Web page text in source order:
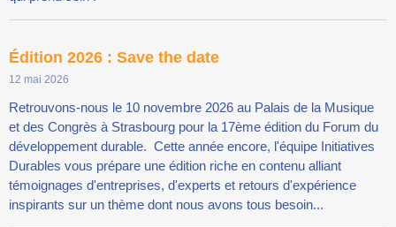
Édition 2026 : Save the date
12 mai 2026
Retrouvons-nous le 10 novembre 2026 au Palais de la Musique
et des Congrès à Strasbourg pour la 17ème édition du Forum du
développement durable. Cette année encore, l'équipe Initiatives
Durables vous prépare une édition riche en contenu alliant
témoignages d'entreprises, d'experts et retours d'expérience
inspirants sur un thème dont nous avons tous besoin...